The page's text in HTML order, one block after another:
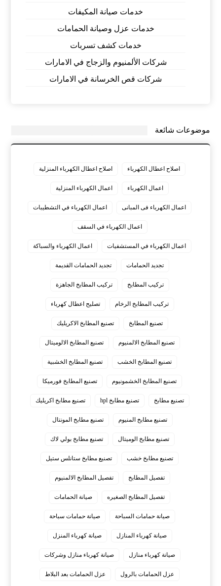
خدمات صيانة المكيفات
خدمات عزل وصيانة الحمامات
خدمات كشف تسربات
شركات الألمنيوم والزجاج في الامارات
شركات قص الخرسانة في الامارات
موضوعات شائعة
اصلاح اعطال الكهرباء اصلاح اعطال الكهرباء المنزلية
اعمال الكهرباء اعمال الكهرباء المنزلية
اعمال الكهرباء فى المبانى اعمال الكهرباء في التشطيبات
اعمال الكهرباء في السقف
اعمال الكهرباء في المستشفيات اعمال الكهرباء والسباكة
تجديد الحمامات تجديد الحمامات القديمة
تركيب المطابخ تركيب المطابخ الجاهزة
تركيب المطابخ الرخام تصليح اعطال كهرباء
تصنيع المطابخ تصنيع المطابخ الاكريليك
تصنيع المطابخ الالمنيوم تصنيع المطابخ الالوميتال
تصنيع المطابخ الخشب تصنيع المطابخ الخشبية
تصنيع المطابخ الخشمونيوم تصنيع المطابخ فورميكا
تصنيع مطابخ تصنيع مطابخ hpl تصنيع مطابخ اكريليك
تصنيع مطابخ المنيوم تصنيع مطابخ المونتال
تصنيع مطابخ الوميتال تصنيع مطابخ بولي لاك
تصنيع مطابخ خشب تصنيع مطابخ ستانلس ستيل
تفصيل المطابخ تفصيل المطابخ الالمنيوم
تفصيل المطابخ الصغيره صيانة الحمامات
صيانة حمامات السباحة صيانة حمامات سباحة
صيانة كهرباء المنازل صيانة كهرباء المنزل
صيانة كهرباء منازل صيانة كهرباء منازل وشركات
عزل الحمامات بالرول عزل الحمامات بعد البلاط